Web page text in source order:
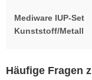
Mediware IUP-Set
Kunststoff/Metall
Häufige Fragen